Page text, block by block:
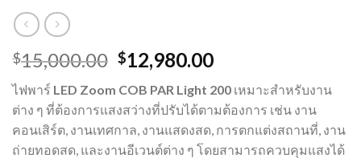
$15,000.00 Original
price
was:
$15,000.00.
$12,980.00Current
is:
$12,980.00.
ไฟพาร์ LED Zoom COB PAR Light 200 เหมาะสำหรับงาน
ต่าง ๆ ที่ต้องการแสงสว่างที่ปรับได้ตามต้องการ เช่น งาน
คอนเสิร์ต, งานเทศกาล, งานแสดงสด, การตกแต่งสถานที่, งาน
ถ่ายทอดสด, และงานอีเวนต์ต่าง ๆ โดยสามารถควบคุมแสงได้